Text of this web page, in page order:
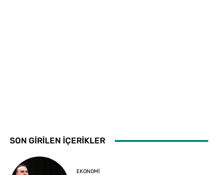
SON GİRİLEN İÇERİKLER
EKONOMI